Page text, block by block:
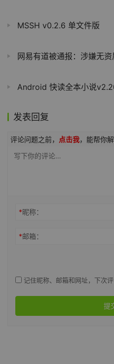
MSSH v0.2.6 单文件版
网易有道被通报：涉嫌无
Android 快读全本小说
发表回复
评论问题之前， 点击我，能帮你
*昵称：
*邮箱：
记住昵称、邮箱和网址，下次
提